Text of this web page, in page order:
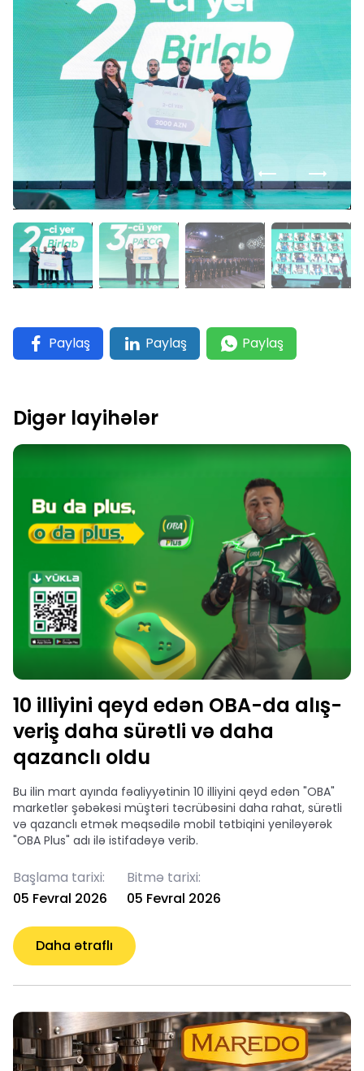
Paylaş Paylaş Paylaş
Digər layihələr
10 illiyini qeyd edən OBA-da alış-
veriş daha sürətli və daha
qazanclı oldu
Bu ilin mart ayında fəaliyyətinin 10 illiyini qeyd edən "OBA"
marketlər şəbəkəsi müştəri təcrübəsini daha rahat, sürətli
və qazanclı etmək məqsədilə mobil tətbiqini yeniləyərək
"OBA Plus" adı ilə istifadəyə verib.
Başlama tarixi:
05 Fevral 2026
Bitmə tarixi:
05 Fevral 2026
Daha ətraflı